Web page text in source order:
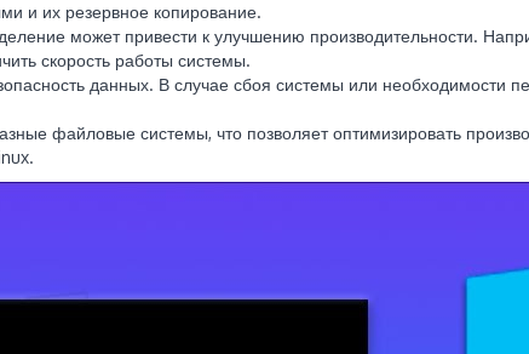
и их резервное копирование.
может привести к улучшению производительности.
скорость работы системы.
данных. В случае сбоя системы или необходимости
файловые системы, что позволяет оптимизировать